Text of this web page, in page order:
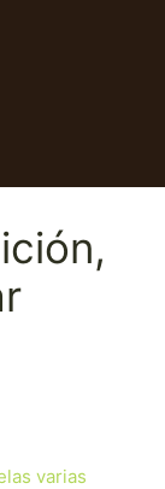
varias